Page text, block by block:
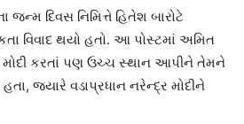
જન્મ દિવસ નિમિત્તે હિતેશ બારોટે
વિવાદ થયો હતો. આ પોસ્ટમાં અમિત
મોદી કરતાં પણ ઉચ્ચ સ્થાન આપીને તેમને
જ્યારે વડાપ્રધાન નરેન્દ્ર મોદીને